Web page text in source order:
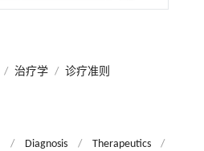
/ 治疗学 / 诊疗准则
/ Diagnosis / Therapeutics
/